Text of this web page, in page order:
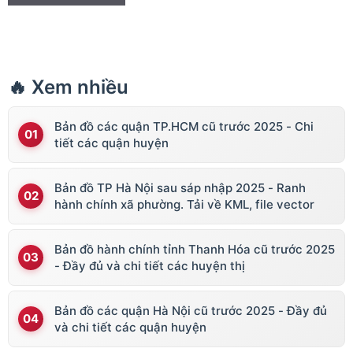
🔥 Xem nhiều
Bản đồ các quận TP.HCM cũ trước 2025 - Chi
tiết các quận huyện
Bản đồ TP Hà Nội sau sáp nhập 2025 - Ranh
hành chính xã phường. Tải về KML, file vector
Bản đồ hành chính tỉnh Thanh Hóa cũ trước 2025
- Đầy đủ và chi tiết các huyện thị
Bản đồ các quận Hà Nội cũ trước 2025 - Đầy đủ
và chi tiết các quận huyện